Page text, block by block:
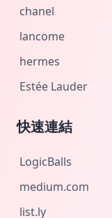
chanel
lancome
hermes
Estée Lauder
快速連結
LogicBalls
medium.com
list.ly